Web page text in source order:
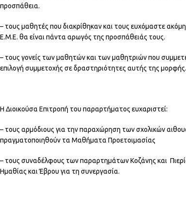
προσπάθεια.
– τους μαθητές που διακρίθηκαν και τους ευχόμαστε
Ε.Μ.Ε. θα είναι πάντα αρωγός της προσπάθειάς τους.
– τους γονείς των μαθητών και των μαθητριών που
επιλογή συμμετοχής σε δραστηριότητες αυτής της μορφής.
Η Διοικούσα Επιτροπή του παραρτήματος ευχαριστεί:
– τους αρμόδιους για την παραχώρηση των σχολικών
πραγματοποιηθούν τα Μαθήματα Προετοιμασίας
– τους συναδέλφους των παραρτημάτων Κοζάνης και
Ημαθίας και Έβρου για τη συνεργασία.